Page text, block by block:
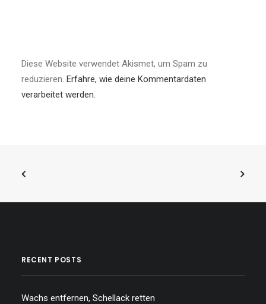
Diese Website verwendet Akismet, um Spam zu
reduzieren. Erfahre, wie deine Kommentardaten
verarbeitet werden.
RECENT POSTS
Wachs entfernen, Schellack retten